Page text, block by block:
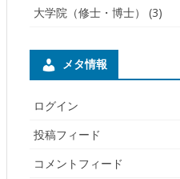
大学院（修士・博士）
(3)
メタ情報
ログイン
投稿フィード
コメントフィード